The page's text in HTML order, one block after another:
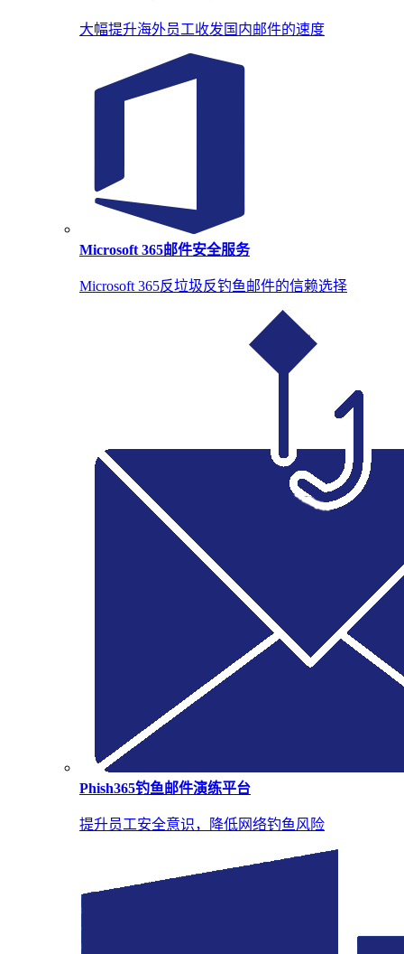
大幅提升海外员工收发国内邮件的速度
Microsoft 365邮件安全服务
Microsoft 365反垃圾反钓鱼邮件的信赖选择
Phish365钓鱼邮件演练平台
提升员工安全意识，降低网络钓鱼风险